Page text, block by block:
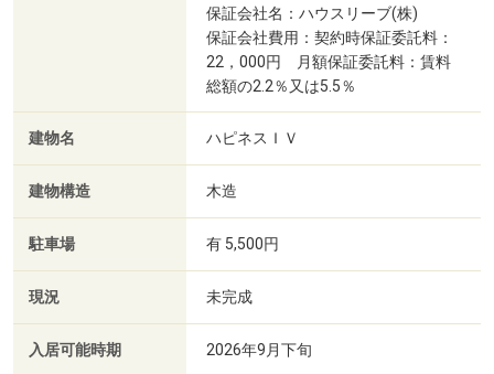
保証会社名：ハウスリーブ(株)
保証会社費用：契約時保証委託料：
22，000円 月額保証委託料：賃料
総額の2.2％又は5.5％
建物名 ハピネスＩＶ
建物構造 木造
駐車場 有 5,500円
現況 未完成
入居可能時期 2026年9月下旬